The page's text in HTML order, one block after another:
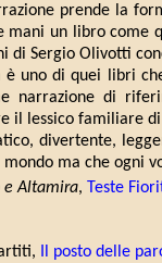
prende la
mani un libro
di Sergio Olivotti
uno di quei libri
narrazione di
il lessico familiare
divertente,
ma che ogni
e Altamira, Teste
Il posto delle